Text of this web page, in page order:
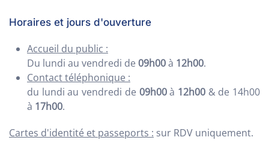
Horaires et jours d'ouverture
Accueil du public :
Du lundi au vendredi de 09h00à 12h00.
Contact téléphonique :
du lundi au vendredi de 09h00à 12h00& de 14h00
à 17h00.
Cartes d'identité et passeports : sur RDV uniquement.